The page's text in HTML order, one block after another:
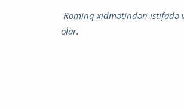
Rominq xidmətindən istifadə
olar.